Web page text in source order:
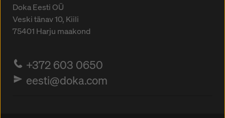
Doka Eesti OÜ
Veski tänav 10, Kiili
75401 Harju maakond
+372 603 0650
eesti@doka.com